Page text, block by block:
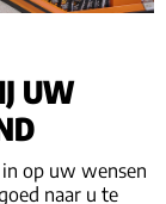
UW
op uw wensen
naar u te